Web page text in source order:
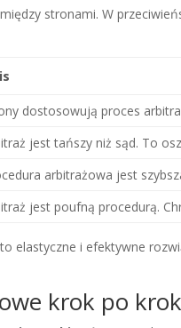
stronami. W
dostosowują proces
jest tańszy niż sąd. To
arbitrażowa jest
jest poufną procedurą.
to elastyczne i efektywne
krok po